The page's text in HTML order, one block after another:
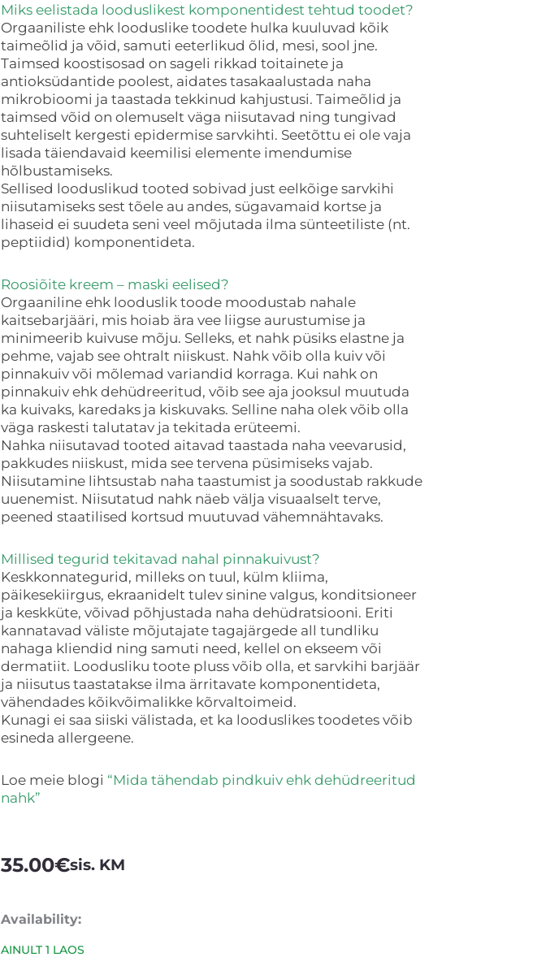
Miks eelistada looduslikest komponentidest tehtud toodet?
Orgaaniliste ehk looduslike toodete hulka kuuluvad kõik
taimeõlid ja võid, samuti eeterlikud õlid, mesi, sool jne.
Taimsed koostisosad on sageli rikkad toitainete ja
antioksüdantide poolest, aidates tasakaalustada naha
mikrobioomi ja taastada tekkinud kahjustusi. Taimeõlid ja
taimsed võid on olemuselt väga niisutavad ning tungivad
suhteliselt kergesti epidermise sarvkihti. Seetõttu ei ole vaja
lisada täiendavaid keemilisi elemente imendumise
hõlbustamiseks.
Sellised looduslikud tooted sobivad just eelkõige sarvkihi
niisutamiseks sest tõele au andes, sügavamaid kortse ja
lihaseid ei suudeta seni veel mõjutada ilma sünteetiliste (nt.
peptiidid) komponentideta.
Roosiõite kreem – maski eelised?
Orgaaniline ehk looduslik toode moodustab nahale
kaitsebarjääri, mis hoiab ära vee liigse aurustumise ja
minimeerib kuivuse mõju. Selleks, et nahk püsiks elastne ja
pehme, vajab see ohtralt niiskust. Nahk võib olla kuiv või
pinnakuiv või mõlemad variandid korraga. Kui nahk on
pinnakuiv ehk dehüdreeritud, võib see aja jooksul muutuda
ka kuivaks, karedaks ja kiskuvaks. Selline naha olek võib olla
väga raskesti talutatav ja tekitada erüteemi.
Nahka niisutavad tooted aitavad taastada naha veevarusid,
pakkudes niiskust, mida see tervena püsimiseks vajab.
Niisutamine lihtsustab naha taastumist ja soodustab rakkude
uuenemist. Niisutatud nahk näeb välja visuaalselt terve,
peened staatilised kortsud muutuvad vähemnähtavaks.
Millised tegurid tekitavad nahal pinnakuivust?
Keskkonnategurid, milleks on tuul, külm kliima,
päikesekiirgus, ekraanidelt tulev sinine valgus, konditsioneer
ja keskküte, võivad põhjustada naha dehüdratsiooni. Eriti
kannatavad väliste mõjutajate tagajärgede all tundliku
nahaga kliendid ning samuti need, kellel on ekseem või
dermatiit. Loodusliku toote pluss võib olla, et sarvkihi barjäär
ja niisutus taastatakse ilma ärritavate komponentideta,
vähendades kõikvõimalikke kõrvaltoimeid.
Kunagi ei saa siiski välistada, et ka looduslikes toodetes võib
esineda allergeene.
Loe meie blogi “Mida tähendab pindkuiv ehk dehüdreeritud
nahk”
35.00€sis. KM
Availability:
AINULT 1 LAOS
Rose
Blossom